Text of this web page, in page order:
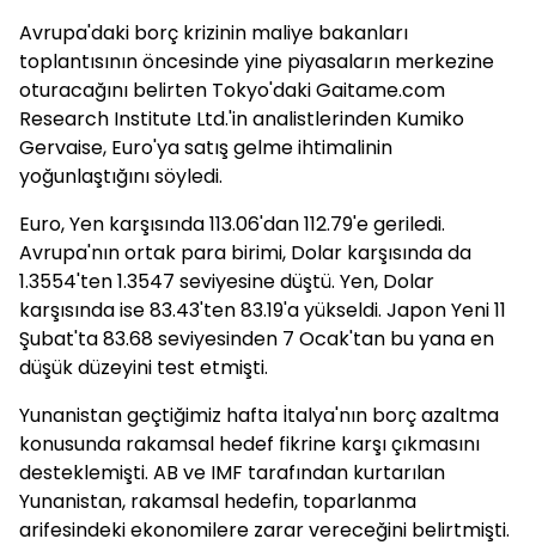
Avrupa'daki borç krizinin maliye bakanları
toplantısının öncesinde yine piyasaların merkezine
oturacağını belirten Tokyo'daki Gaitame.com
Research Institute Ltd.'in analistlerinden Kumiko
Gervaise, Euro'ya satış gelme ihtimalinin
yoğunlaştığını söyledi.
Euro, Yen karşısında 113.06'dan 112.79'e geriledi.
Avrupa'nın ortak para birimi, Dolar karşısında da
1.3554'ten 1.3547 seviyesine düştü. Yen, Dolar
karşısında ise 83.43'ten 83.19'a yükseldi. Japon Yeni 11
Şubat'ta 83.68 seviyesinden 7 Ocak'tan bu yana en
düşük düzeyini test etmişti.
Yunanistan geçtiğimiz hafta İtalya'nın borç azaltma
konusunda rakamsal hedef fikrine karşı çıkmasını
desteklemişti. AB ve IMF tarafından kurtarılan
Yunanistan, rakamsal hedefin, toparlanma
arifesindeki ekonomilere zarar vereceğini belirtmişti.